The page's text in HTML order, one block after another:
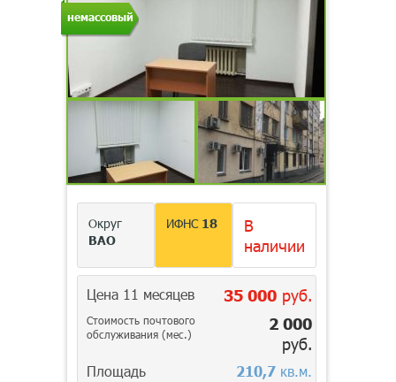
немассовый
Округ
ВАО
ИФНС 18
В
наличии
Цена 11 месяцев 35 000руб.
Стоимость почтового
обслуживания (мес.)
2 000
руб.
Площадь 210,7кв.м.